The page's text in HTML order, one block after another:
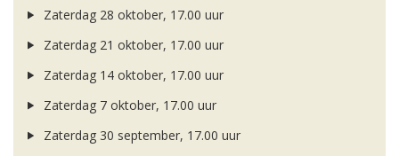
Zaterdag 28 oktober, 17.00 uur
Zaterdag 21 oktober, 17.00 uur
Zaterdag 14 oktober, 17.00 uur
Zaterdag 7 oktober, 17.00 uur
Zaterdag 30 september, 17.00 uur